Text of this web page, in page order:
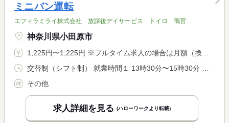
ミニバン運転
エフィラミライ株式会社 放課後デイサービス トイロ 鴨宮
神奈川県小田原市
1,225円〜1,225円 ※フルタイム求人の場合は月額（換算額）、パート求人の場合は時間額を表示しています。
その他
求人詳細を見る (ハローワークより転載)